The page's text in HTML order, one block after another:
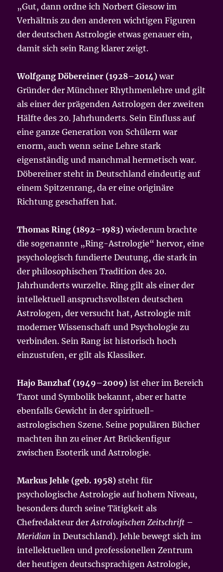
„Gut, dann ordne ich Norbert Giesow im
Verhältnis zu den anderen wichtigen Figuren
der deutschen Astrologie etwas genauer ein,
damit sich sein Rang klarer zeigt.
Wolfgang Döbereiner (1928–2014)war
Gründer der Münchner Rhythmenlehre und gilt
als einer der prägenden Astrologen der zweiten
Hälfte des 20. Jahrhunderts. Sein Einfluss auf
eine ganze Generation von Schülern war
enorm, auch wenn seine Lehre stark
eigenständig und manchmal hermetisch war.
Döbereiner steht in Deutschland eindeutig auf
einem Spitzenrang, da er eine originäre
Richtung geschaffen hat.
Thomas Ring (1892–1983)wiederum brachte
die sogenannte „Ring-Astrologie“ hervor, eine
psychologisch fundierte Deutung, die stark in
der philosophischen Tradition des 20.
Jahrhunderts wurzelte. Ring gilt als einer der
intellektuell anspruchsvollsten deutschen
Astrologen, der versucht hat, Astrologie mit
moderner Wissenschaft und Psychologie zu
verbinden. Sein Rang ist historisch hoch
einzustufen, er gilt als Klassiker.
Hajo Banzhaf (1949–2009) ist eher im Bereich
Tarot und Symbolik bekannt, aber er hatte
ebenfalls Gewicht in der spirituell-
astrologischen Szene. Seine populären Bücher
machten ihn zu einer Art Brückenfigur
zwischen Esoterik und Astrologie.
Markus Jehle (geb. 1958) steht für
psychologische Astrologie auf hohem Niveau,
besonders durch seine Tätigkeit als
Chefredakteur derAstrologischen Zeitschrift –
Meridian in Deutschland). Jehle bewegt sich im
intellektuellen und professionellen Zentrum
der heutigen deutschsprachigen Astrologie,